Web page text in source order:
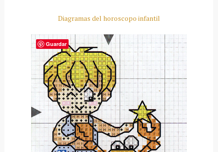
Diagramas del horoscopo infantil
Guardar